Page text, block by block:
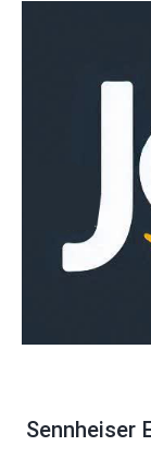
Sennheiser